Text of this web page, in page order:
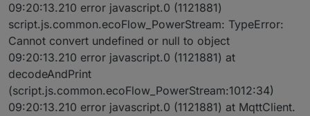
09:20:13.210 error javascript.0 (1121881)
script.js.common.ecoFlow_PowerStream: TypeError:
Cannot convert undefined or null to object
09:20:13.210 error javascript.0 (1121881) at
decodeAndPrint
(script.js.common.ecoFlow_PowerStream:1012:34)
09:20:13.210 error javascript.0 (1121881) at MqttClient.